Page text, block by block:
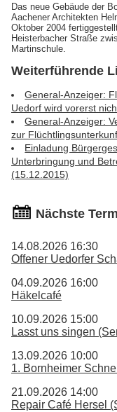
Das neue Gebäude der
Aachener Architekten
Oktober 2004
Heisterbacher Straße
Martinschule.
Weiterführende
General-Anzeiger:
Uedorf wird vorerst
General-Anzeiger:
zur
Einladung
Unterbringung und
(15.12.2015)
Nächste
14.08.2026 16:30
Offener Uedorfer
04.09.2026 16:00
Häkelcafé
10.09.2026 15:00
Lasst uns singen
13.09.2026 10:00
1. Bornheimer
21.09.2026 14:00
Repair Café Hersel